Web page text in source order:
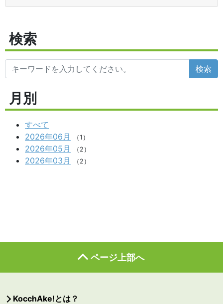
検索
検索
月別
すべて
2026年06月
（1）
2026年05月 （2）
2026年03月 （2）
ページ上部へ
KocchAke!とは？